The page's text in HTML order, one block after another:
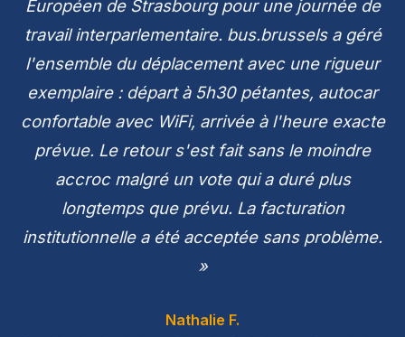
Européen de Strasbourg pour une journée de
travail interparlementaire. bus.brussels a géré
l'ensemble du déplacement avec une rigueur
exemplaire : départ à 5h30 pétantes, autocar
confortable avec WiFi, arrivée à l'heure exacte
prévue. Le retour s'est fait sans le moindre
accroc malgré un vote qui a duré plus
longtemps que prévu. La facturation
institutionnelle a été acceptée sans problème.
»
Nathalie F.